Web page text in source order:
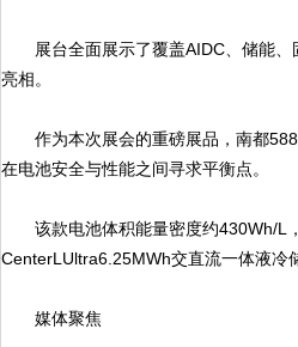
展台全面展示了覆盖AIDC、储能、
亮相。
作为本次展会的重磅展品，南都
在电池安全与性能之间寻求平衡点。
该款电池体积能量密度约430Wh/L
CenterLUltra6.25MWh交直流一体液冷
媒体聚焦